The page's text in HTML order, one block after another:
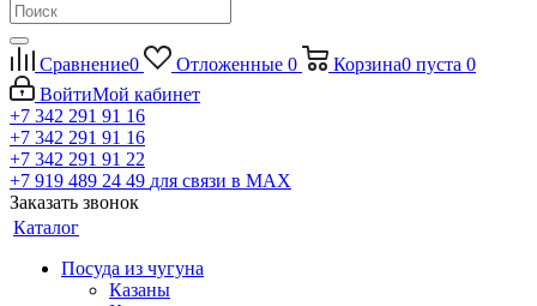
Сравнение0 Отложенные 0 Корзина0 пуста 0
ВойтиМой кабинет
+7 342 291 91 16
+7 342 291 91 16
+7 342 291 91 22
+7 919 489 24 49 для связи в МАХ
Заказать звонок
Каталог
Посуда из чугуна
Казаны